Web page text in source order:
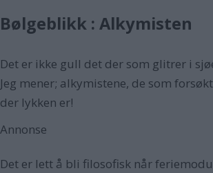
Bølgeblikk : Alkymisten
Det er ikke gull det der som glitrer i
Jeg mener; alkymistene, de som
der lykken er!
Annonse
Det er lett å bli filosofisk når